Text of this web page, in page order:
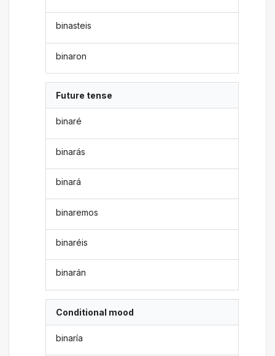
binasteis
binaron
Future tense
binaré
binarás
binará
binaremos
binaréis
binarán
Conditional mood
binaría